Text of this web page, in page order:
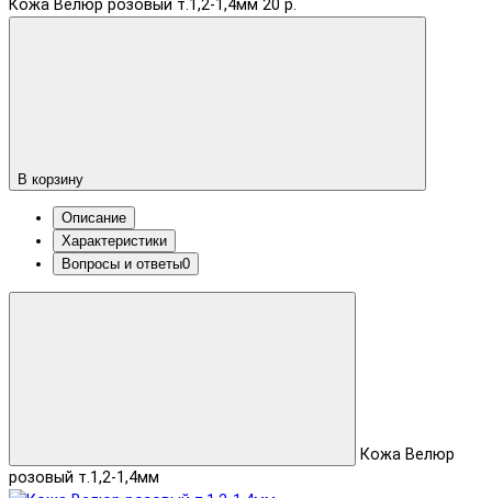
Кожа Велюр розовый т.1,2-1,4мм 20 р.
В корзину
Описание
Характеристики
Вопросы и ответы0
Кожа Велюр
розовый т.1,2-1,4мм